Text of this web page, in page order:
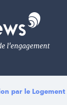
par le Logement